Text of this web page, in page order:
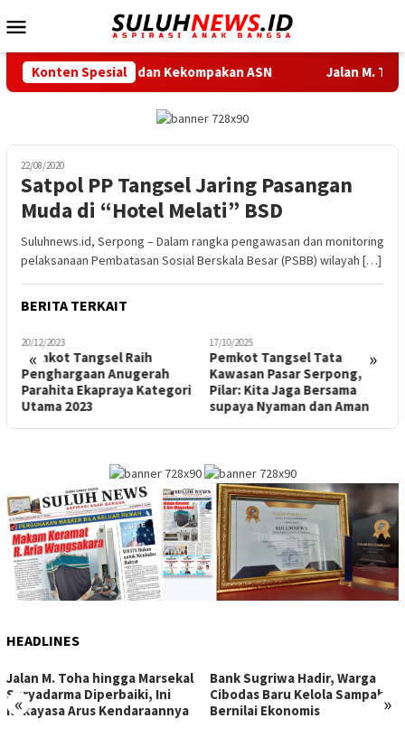
ke
Mobile
Konten Spesial
Sportivitas dan Kekompakan ASN Jalan M. Toha
22/08/2020
Satpol PP Tangsel Jaring Pasangan
Muda di “Hotel Melati” BSD
Suluhnews.id, Serpong – Dalam rangka pengawasan dan monitoring
pelaksanaan Pembatasan Sosial Berskala Besar (PSBB) wilayah […]
BERITA TERKAIT
« »
20/12/2023
Pemkot Tangsel Raih
Penghargaan Anugerah
Parahita Ekapraya Kategori
Utama 2023
17/10/2025
Pemkot Tangsel Tata
Kawasan Pasar Serpong,
Pilar: Kita Jaga Bersama
supaya Nyaman dan Aman
HEADLINES
« »
Jalan M. Toha hingga Marsekal
Suryadarma Diperbaiki, Ini
Rekayasa Arus Kendaraannya
Bank Sugriwa Hadir, Warga
Cibodas Baru Kelola Sampah
Bernilai Ekonomis